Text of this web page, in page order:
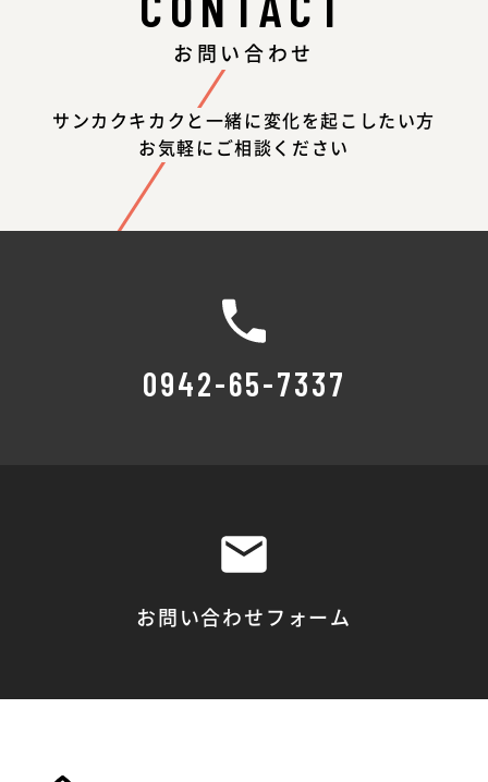
お問い合わせ
サンカクキカクと一緒に変化を起こしたい方
お気軽にご相談ください
0942-65-7337
お問い合わせフォーム